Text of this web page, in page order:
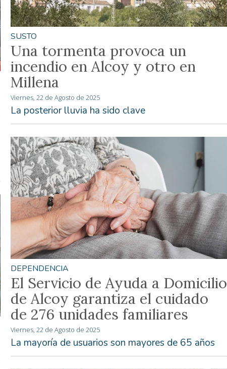
SUSTO
Una tormenta provoca un
incendio en Alcoy y otro en
Millena
Viernes, 22 de Agosto de 2025
La posterior lluvia ha sido clave
DEPENDENCIA
El Servicio de Ayuda a Domicilio
de Alcoy garantiza el cuidado
de 276 unidades familiares
Viernes, 22 de Agosto de 2025
La mayoría de usuarios son mayores de 65 años